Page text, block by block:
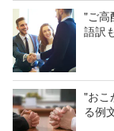
"ご高
語訳
"おこ
る例